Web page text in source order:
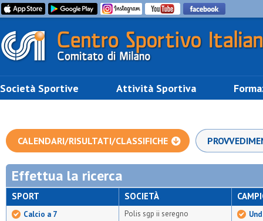
Società Sportive Attività Sportiva
CALENDARI/RISULTATI/CLASSIFICHE
Effettua la ricerca
SPORT
Calcio a 7
SOCIETÀ
Polis sgp ii seregno